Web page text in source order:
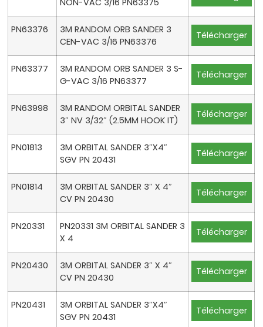
NON-VAC 3/16 PN63375
PN63376
3M RANDOM ORB SANDER 3
CEN-VAC 3/16 PN63376
Télécharger
PN63377
3M RANDOM ORB SANDER 3 S-
G-VAC 3/16 PN63377
Télécharger
PN63998
3M RANDOM ORBITAL SANDER
3″ NV 3/32″ (2.5MM HOOK IT)
Télécharger
PN01813
3M ORBITAL SANDER 3″X4″
SGV PN 20431
Télécharger
PN01814
3M ORBITAL SANDER 3″ X 4″
CV PN 20430
Télécharger
PN20331
PN20331 3M ORBITAL SANDER 3
X 4
Télécharger
PN20430
3M ORBITAL SANDER 3″ X 4″
CV PN 20430
Télécharger
PN20431
3M ORBITAL SANDER 3″X4″
SGV PN 20431
Télécharger